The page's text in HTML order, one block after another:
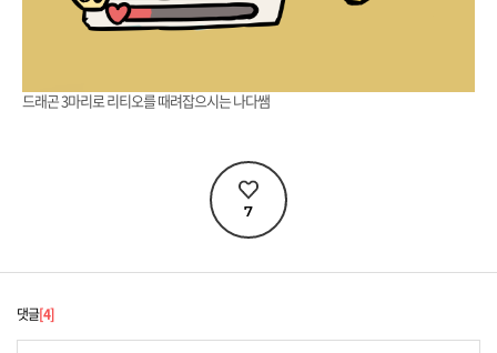
드래곤 3마리로 리티오를 때려잡으시는 나다쌤
7
댓글 4